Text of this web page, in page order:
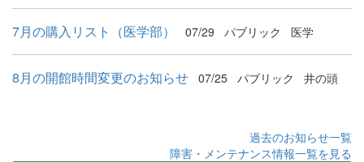
7月の購入リスト（医学部） 07/29 パブリック 医学
8月の開館時間変更のお知らせ 07/25 パブリック 井の頭
過去のお知らせ一覧
障害・メンテナンス情報一覧を見る